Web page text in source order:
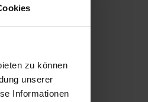
zu können
unserer
Informationen